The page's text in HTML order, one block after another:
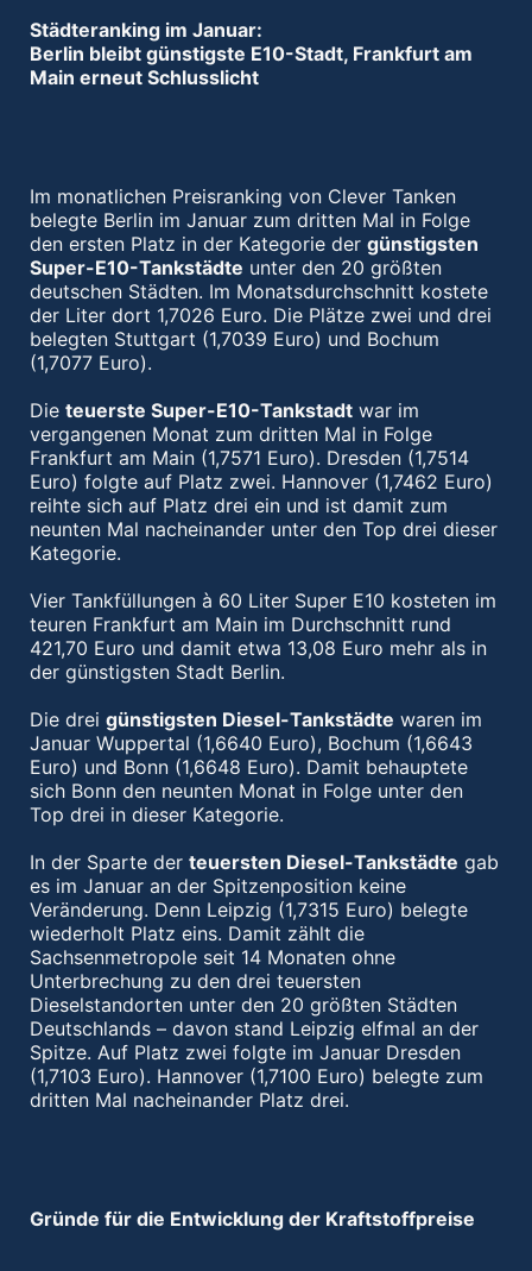
Städteranking im Januar:
Berlin bleibt günstigste E10-Stadt, Frankfurt am
Main erneut Schlusslicht
Im monatlichen Preisranking von Clever Tanken
belegte Berlin im Januar zum dritten Mal in Folge
den ersten Platz in der Kategorie der günstigsten
Super-E10-Tankstädte unter den 20 größten
deutschen Städten. Im Monatsdurchschnitt kostete
der Liter dort 1,7026 Euro. Die Plätze zwei und drei
belegten Stuttgart (1,7039 Euro) und Bochum
(1,7077 Euro).
Die teuerste Super-E10-Tankstadt war im
vergangenen Monat zum dritten Mal in Folge
Frankfurt am Main (1,7571 Euro). Dresden (1,7514
Euro) folgte auf Platz zwei. Hannover (1,7462 Euro)
reihte sich auf Platz drei ein und ist damit zum
neunten Mal nacheinander unter den Top drei dieser
Kategorie.
Vier Tankfüllungen à 60 Liter Super E10 kosteten im
teuren Frankfurt am Main im Durchschnitt rund
421,70 Euro und damit etwa 13,08 Euro mehr als in
der günstigsten Stadt Berlin.
Die drei günstigsten Diesel-Tankstädte waren im
Januar Wuppertal (1,6640 Euro), Bochum (1,6643
Euro) und Bonn (1,6648 Euro). Damit behauptete
sich Bonn den neunten Monat in Folge unter den
Top drei in dieser Kategorie.
In der Sparte der teuersten Diesel-Tankstädte gab
es im Januar an der Spitzenposition keine
Veränderung. Denn Leipzig (1,7315 Euro) belegte
wiederholt Platz eins. Damit zählt die
Sachsenmetropole seit 14 Monaten ohne
Unterbrechung zu den drei teuersten
Dieselstandorten unter den 20 größten Städten
Deutschlands – davon stand Leipzig elfmal an der
Spitze. Auf Platz zwei folgte im Januar Dresden
(1,7103 Euro). Hannover (1,7100 Euro) belegte zum
dritten Mal nacheinander Platz drei.
Gründe für die Entwicklung der Kraftstoffpreise